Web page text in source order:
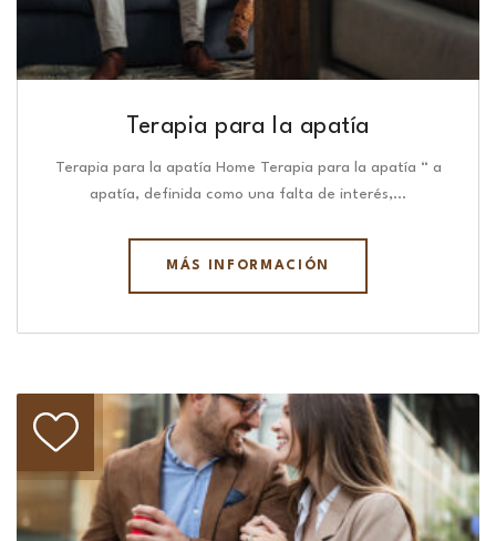
Terapia para la apatía
Terapia para la apatía Home Terapia para la apatía “ a
apatía, definida como una falta de interés,…
MÁS INFORMACIÓN